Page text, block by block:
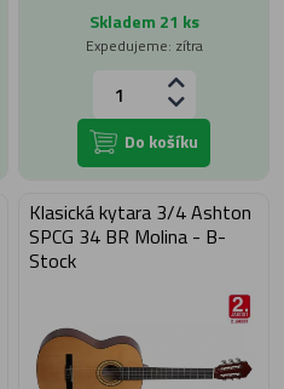
Skladem 21 ks
Expedujeme: zítra
Do košíku
Klasická kytara 3/4 Ashton
SPCG 34 BR Molina - B-
Stock